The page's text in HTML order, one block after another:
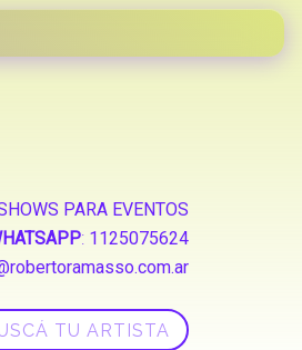
PARA EVENTOS
: 1125075624